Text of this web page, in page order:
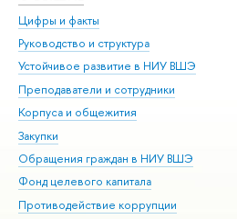
Цифры и факты
Руководство и структура
Устойчивое развитие в НИУ ВШЭ
Преподаватели и сотрудники
Корпуса и общежития
Закупки
Обращения граждан в НИУ ВШЭ
Фонд целевого капитала
Противодействие коррупции